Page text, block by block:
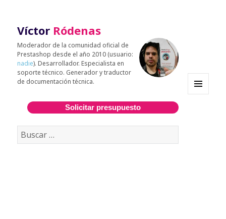
Víctor Ródenas
Moderador de la comunidad oficial de
Prestashop desde el año 2010 (usuario:
nadie). Desarrollador. Especialista en
soporte técnico. Generador y traductor
de documentación técnica.
Solicitar presupuesto
Buscar: